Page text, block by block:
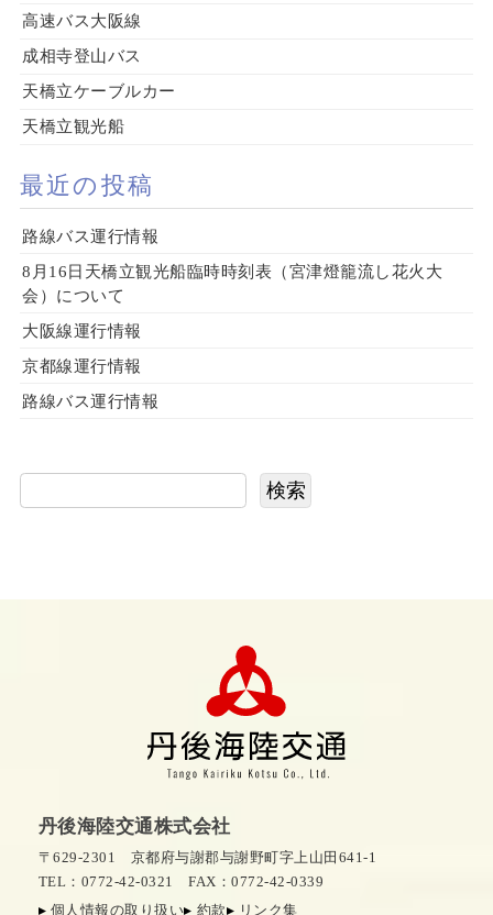
高速バス大阪線
成相寺登山バス
天橋立ケーブルカー
天橋立観光船
最近の投稿
路線バス運行情報
8月16日天橋立観光船臨時時刻表（宮津燈籠流し花火大
会）について
大阪線運行情報
京都線運行情報
路線バス運行情報
検索
丹後海陸交通株式会社
〒629-2301 京都府与謝郡与謝野町字上山田641-1
TEL：0772-42-0321
FAX：0772-42-0339
個人情報の取り扱い
約款 リンク集